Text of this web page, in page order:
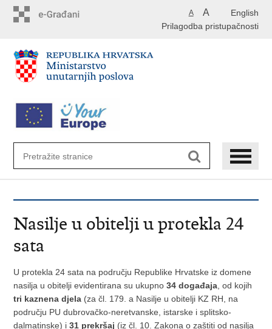
English
A A
Prilagodba pristupačnosti
Nasilje u obitelji u protekla 24
sata
U protekla 24 sata na području Republike Hrvatske iz domene
nasilja u obitelji evidentirana su ukupno34 događaja , od kojih
tri kaznena djela (za čl. 179. a Nasilje u obitelji KZ RH, na
području PU dubrovačko-neretvanske, istarske i splitsko-
dalmatinske) i31 prekršaj (iz čl. 10. Zakona o zaštiti od nasilja